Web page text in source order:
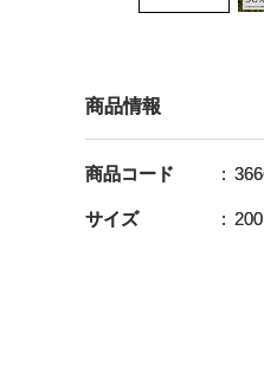
商品情報
商品コード
サイズ